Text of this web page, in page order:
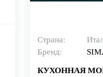
Страна:
Бренд:
КУХОННАЯ